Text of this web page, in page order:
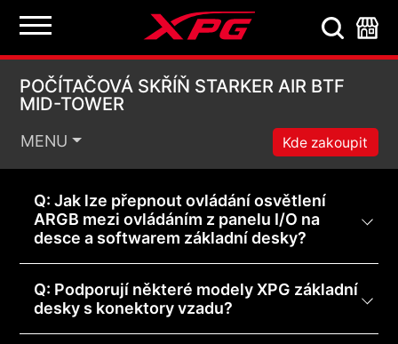
POČÍTAČOVÁ SKŘÍŇ
POČÍTAČOVÁ SKŘÍŇ STARKER AIR BTF
MID-TOWER
MENU Kde zakoupit
Q: Jak lze přepnout ovládání osvětlení
ARGB mezi ovládáním z panelu I/O na
desce a softwarem základní desky?
Q: Podporují některé modely XPG základní
desky s konektory vzadu?